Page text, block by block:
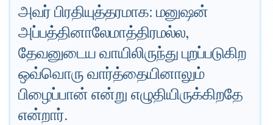
அவர் பிரதியுத்தரமாக: மனுஷன்
அப்பத்தினாலேமாத்திரமல்ல,
தேவனுடைய வாயிலிருந்து புறப்படுகிற
ஒவ்வொரு வார்த்தையினாலும்
பிழைப்பான் என்று எழுதியிருக்கிறதே
என்றார்.